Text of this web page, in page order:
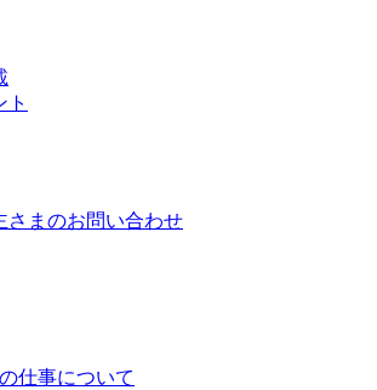
ト
さまのお問い合わせ
仕事について